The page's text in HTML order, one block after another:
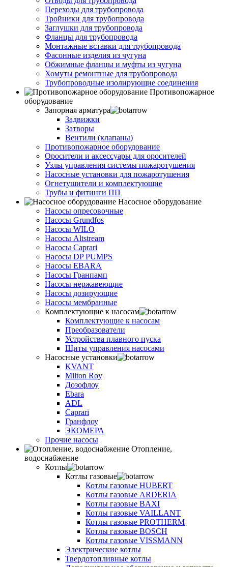
Переходы для трубопровода
Тройники для трубопровода
Заглушки для трубопровода
Фланцы для трубопровода
Монтажные вставки для трубопровода
Фасонные изделия из чугуна
Обжимные фланцы и муфты из чугуна
Хомуты ремонтные для трубопровода
Трубопроводные изолирующие соединения
Противопожарное
оборудование
Запорная арматура
Задвижки
Затворы
Вентили (клапаны)
Противопожарное оборудование
Оросители и аксессуары для оросителей
Узлы управления системы пожаротушения
Насосные установки для пожаротушения
Огнетушители и комплектующие
Трубы и фитинги ПП
Насосное оборудование
Насосы опресовочные
Насосы Grundfos
Насосы WILO
Насосы Altstream
Насосы Caprari
Насосы DP PUMPS
Насосы EBARA
Насосы Гранпамп
Насосы нержавеющие
Насосы дозирующие
Насосы мембранные
Комплектующие к насосам
Комплектующие к насосам
Преобразователи
Устройства плавного пуска
Щиты управления насосами
Насосные установки
KVANT
Milton Roy
Дозофлоу
Ebara
ADL
Caprari
Гранфлоу
ЭКОМЕРА
Прочие насосы
Отопление,
водоснабжение
Котлы
Котлы газовые
Котлы газовые HUBERT
Котлы газовые ARDERIA
Котлы газовые BAXI
Котлы газовые VAILLANT
Котлы газовые PROTHERM
Котлы газовые BOSCH
Котлы газовые VISSMANN
Электрические котлы
Твердотопливные котлы